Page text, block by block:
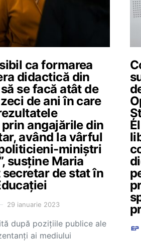
ca formarea
didactică din
se facă atât de
de ani în care
angajările din
având la vârful
miniștri
susține Maria
de stat în
29 ianuarie 2023
după pozițiile publice ale
ai mediului